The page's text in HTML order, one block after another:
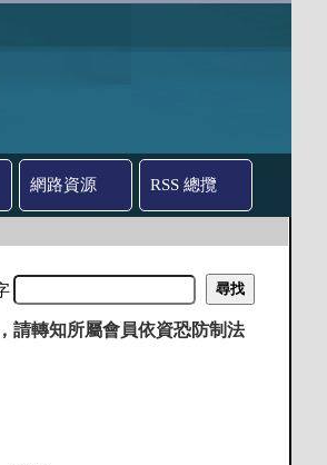
網路資源 RSS 總攬
請轉知所屬會員依資恐防制法